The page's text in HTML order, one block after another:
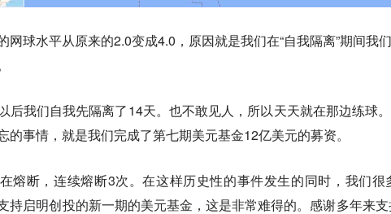
网球水平从原来的2.0变成4.0，原因就是我们在“自我隔离”期间我
后我们自我先隔离了14天。也不敢见人，所以天天就在那边练球
的事情，就是我们完成了第七期美元基金12亿美元的募资。
熔断，连续熔断3次。在这样历史性的事件发生的同时，我们很
持启明创投的新一期的美元基金，这是非常难得的。感谢多年来支